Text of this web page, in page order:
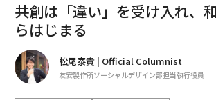
共創は「違い」を受け入れ、
らはじまる
松尾泰貴 | Official Columnist
友安製作所ソーシャルデザイン部担当執行役員